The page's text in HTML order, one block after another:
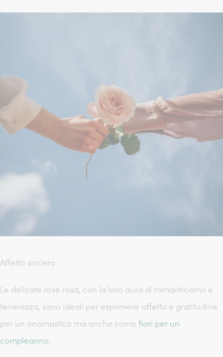
Affetto sincero
Le delicate rose rosa, con la loro aura di romanticismo e
tenerezza, sono ideali per esprimere affetto e gratitudine
per un onomastico ma anche come fiori per un
compleanno.